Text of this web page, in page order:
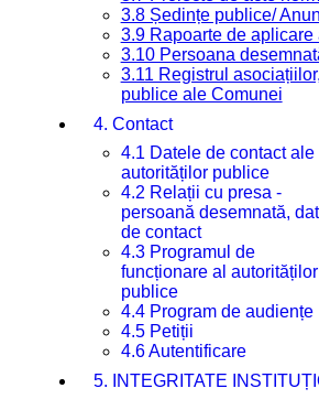
3.8 Ședințe publice/
3.9 Rapoarte de aplicare
3.10 Persoana
3.11 Registrul
publice ale Comunei
4. Contact
4.1 Datele de contact ale
autorităților publice
4.2 Relații cu presa -
persoană desemnată,
de contact
4.3 Programul de
funcționare al autorităților
publice
4.4 Program de audiențe
4.5 Petiții
4.6 Autentificare
5. INTEGRITATE